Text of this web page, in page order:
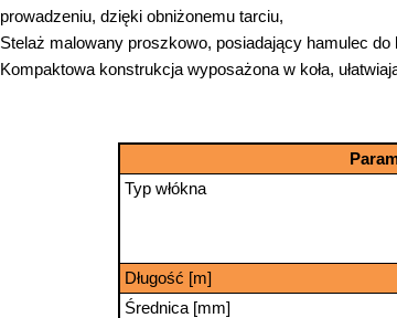
prowadzeniu, dzięki obniżonemu tarciu,
Stelaż malowany proszkowo, posiadający hamulec do
Kompaktowa konstrukcja wyposażona w koła,
Typ włókna
Długość [m]
Średnica [mm]